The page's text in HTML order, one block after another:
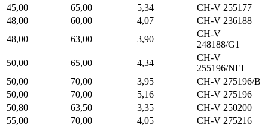
45,00
65,00 5,34
CH-V 255177
48,00
60,00 4,07
CH-V 236188
48,00
63,00 3,90
CH-V
248188/G1
50,00
65,00 4,34
CH-V
255196/NEI
50,00
70,00 3,95
CH-V 275196/B
50,00
70,00 5,16
CH-V 275196
50,80
63,50 3,35
CH-V 250200
55,00
70,00 4,05
CH-V 275216